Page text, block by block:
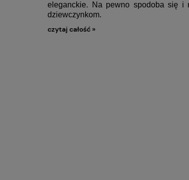
eleganckie. Na pewno spodoba się i
dziewczynkom.
czytaj całość »